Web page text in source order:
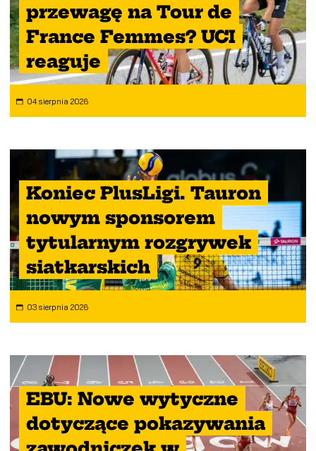
przewagę na Tour de
France Femmes? UCI
reaguje
04 sierpnia 2026
Koniec PlusLigi. Tauron
nowym sponsorem
tytularnym rozgrywek
siatkarskich
03 sierpnia 2026
EBU: Nowe wytyczne
dotyczące pokazywania